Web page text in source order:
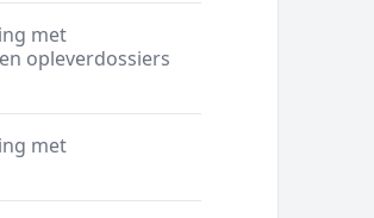
met
opleverdossiers
met